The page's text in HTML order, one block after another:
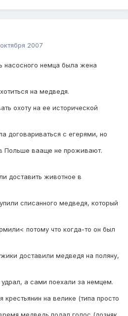
2007
насосного немца была жена
на медведя.
охоту на ее исторической
договариваться с егерями, но
Польше вааще не проживают.
доставить животное в
списанного медведя, который
потому что когда-то он был
доставили медведя на поляну,
удрал, а сами поехали за немцем.
крестьянин на велике (типа просто